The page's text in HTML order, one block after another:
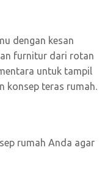
dengan kesan
furnitur dari rotan
untuk tampil
konsep teras rumah.
rumah Anda agar